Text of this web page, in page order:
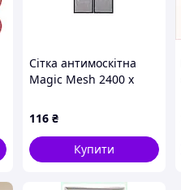
Сітка антимоскітна
Magic Mesh 2400 x
MagicMesh-S29)
116 ₴
Купити